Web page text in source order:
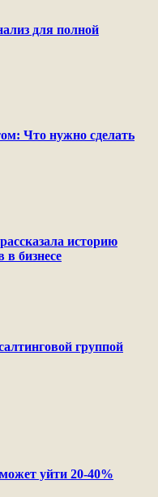
для полной
Что нужно сделать
историю
в бизнесе
группой
уйти 20-40%